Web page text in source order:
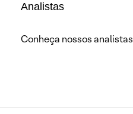
Analistas
Conheça nossos analistas